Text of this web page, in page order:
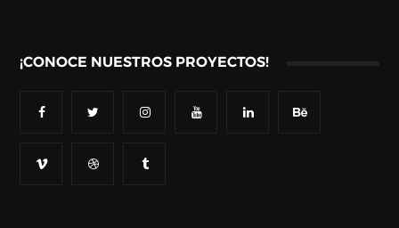
¡CONOCE NUESTROS PROYECTOS!